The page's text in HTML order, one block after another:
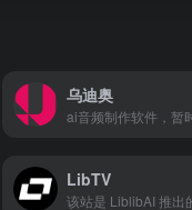
乌迪奥
LibTV